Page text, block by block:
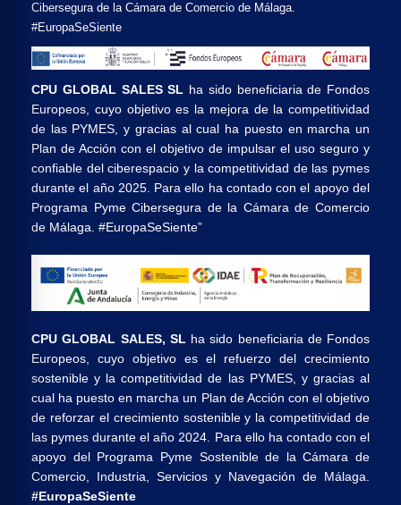
Cibersegura de la Cámara de Comercio de Málaga.
#EuropaSeSiente
CPU GLOBAL SALES SL ha sido beneficiaria de Fondos
Europeos, cuyo objetivo es la mejora de la competitividad
de las PYMES, y gracias al cual ha puesto en marcha un
Plan de Acción con el objetivo de impulsar el uso seguro y
confiable del ciberespacio y la competitividad de las pymes
durante el año 2025. Para ello ha contado con el apoyo del
Programa Pyme Cibersegura de la Cámara de Comercio
de Málaga. #EuropaSeSiente”
CPU GLOBAL SALES, SL ha sido beneficiaria de Fondos
Europeos, cuyo objetivo es el refuerzo del crecimiento
sostenible y la competitividad de las PYMES, y gracias al
cual ha puesto en marcha un Plan de Acción con el objetivo
de reforzar el crecimiento sostenible y la competitividad de
las pymes durante el año 2024. Para ello ha contado con el
apoyo del Programa Pyme Sostenible de la Cámara de
Comercio, Industria, Servicios y Navegación de Málaga.
#EuropaSeSiente